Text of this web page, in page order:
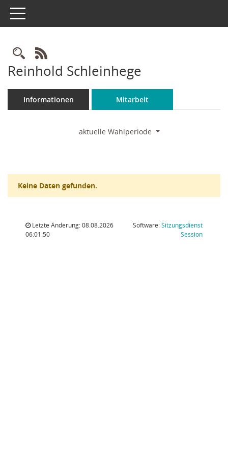
Toggle navigation
Rechercheauswahl
RSS-Feed
Reinhold Schleinhege
Informationen Mitarbeit
aktuelle Wahlperiode
Keine Daten gefunden.
Letzte Änderung: 08.08.2026
06:01:50
Software:Sitzungsdienst
Session(Wird in